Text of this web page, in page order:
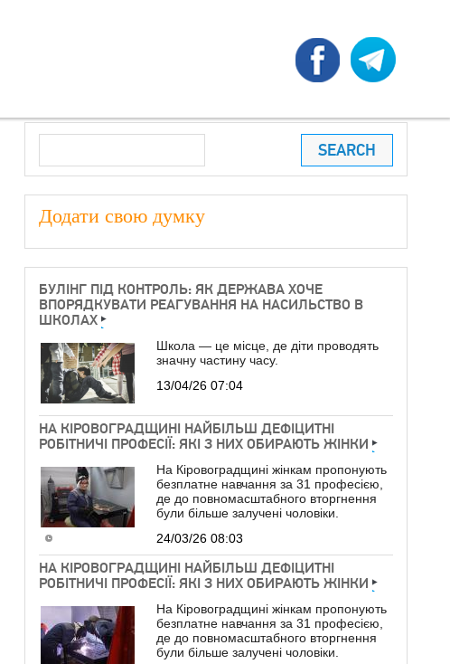
Search
Додати свою думку
БУЛІНГ ПІД КОНТРОЛЬ: ЯК ДЕРЖАВА ХОЧЕ
ВПОРЯДКУВАТИ РЕАГУВАННЯ НА НАСИЛЬСТВО В
ШКОЛАХ
Школа — це місце, де діти проводять
значну частину часу.
13/04/26 07:04
НА КІРОВОГРАДЩИНІ НАЙБІЛЬШ ДЕФІЦИТНІ
РОБІТНИЧІ ПРОФЕСІЇ: ЯКІ З НИХ ОБИРАЮТЬ ЖІНКИ
На Кіровоградщині жінкам пропонують
безплатне навчання за 31 професією,
де до повномасштабного вторгнення
були більше залучені чоловіки.
24/03/26 08:03
НА КІРОВОГРАДЩИНІ НАЙБІЛЬШ ДЕФІЦИТНІ
РОБІТНИЧІ ПРОФЕСІЇ: ЯКІ З НИХ ОБИРАЮТЬ ЖІНКИ
На Кіровоградщині жінкам пропонують
безплатне навчання за 31 професією,
де до повномасштабного вторгнення
були більше залучені чоловіки.